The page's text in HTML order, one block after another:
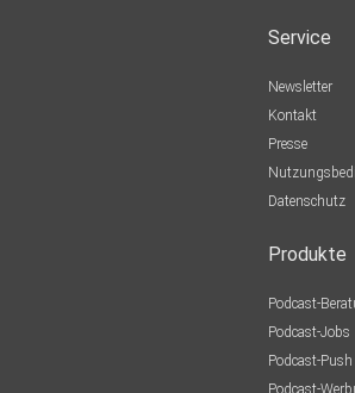
Service
Newsletter
Kontakt
Presse
Datenschutz
Produkte
Podcast-
Podcast-Jobs
Podcast-Push
Podcast-